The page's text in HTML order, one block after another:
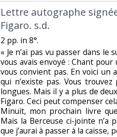
‎Lettre autographe
Figaro. s.d. ‎
‎2 pp. in 8°.‎
‎« Je n’ai pas vu passer dans le
vous avais envoyé : Chant
vous convient pas. En voici un
qui n’existe pas. Vous
longues. Mais il y a plus de
Figaro. Ceci peut compenser
Minuit, mon prochain livre
Mais la Berceuse ci-jointe n’a
que j’aurai à passer à la caisse,